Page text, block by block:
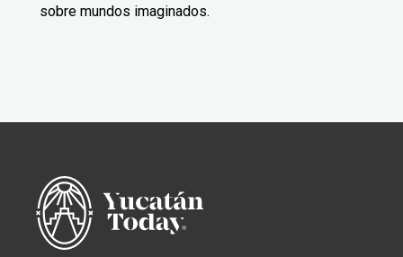
sobre mundos imaginados.